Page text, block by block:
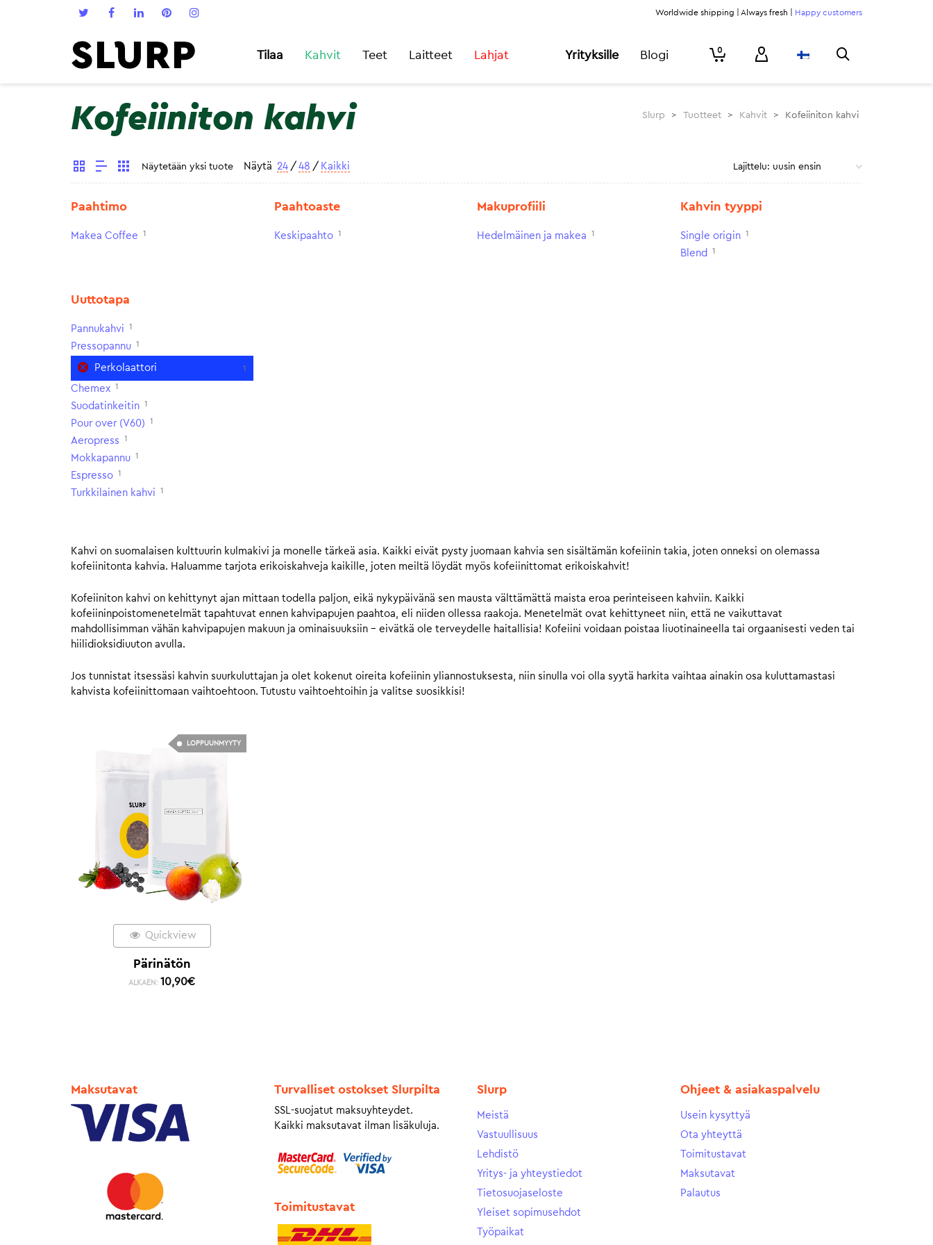
Worldwide shipping | Always fresh | Happy customers
Tilaa Kahvit Teet Laitteet Lahjat Yrityksille Blogi 0
Kofeiiniton kahvi Slurp > Tuotteet > Kahvit > Kofeiiniton kahvi
Näytetään yksi tuote Näytä 24 / 48 / Kaikki
Paahtimo
Makea Coffee 1
Paahtoaste
Keskipaahto 1
Makuprofiili
Hedelmäinen ja makea 1
Kahvin tyyppi
Single origin 1
Blend 1
Uuttotapa
Pannukahvi 1
Pressopannu 1
Perkolaattori 1
Chemex 1
Suodatinkeitin 1
Pour over (V60) 1
Aeropress 1
Mokkapannu 1
Espresso 1
Turkkilainen kahvi 1
Kahvi on suomalaisen kulttuurin kulmakivi ja monelle tärkeä asia. Kaikki eivät pysty juomaan kahvia sen sisältämän kofeiinin takia, joten onneksi on olemassa
kofeiinitonta kahvia. Haluamme tarjota erikoiskahveja kaikille, joten meiltä löydät myös kofeiinittomat erikoiskahvit!
Kofeiiniton kahvi on kehittynyt ajan mittaan todella paljon, eikä nykypäivänä sen mausta välttämättä maista eroa perinteiseen kahviin. Kaikki
kofeiininpoistomenetelmät tapahtuvat ennen kahvipapujen paahtoa, eli niiden ollessa raakoja. Menetelmät ovat kehittyneet niin, että ne vaikuttavat
mahdollisimman vähän kahvipapujen makuun ja ominaisuuksiin – eivätkä ole terveydelle haitallisia! Kofeiini voidaan poistaa liuotinaineella tai orgaanisesti veden tai
hiilidioksidiuuton avulla.
Jos tunnistat itsessäsi kahvin suurkuluttajan ja olet kokenut oireita kofeiinin yliannostuksesta, niin sinulla voi olla syytä harkita vaihtaa ainakin osa kuluttamastasi
kahvista kofeiinittomaan vaihtoehtoon. Tutustu vaihtoehtoihin ja valitse suosikkisi!
LOPPUUNMYYTY
Quickview
Pärinätön
ALKAEN: 10,90€
Maksutavat Turvalliset ostokset Slurpilta
SSL-suojatut maksuyhteydet.
Kaikki maksutavat ilman lisäkuluja.
Toimitustavat
Slurp
Meistä
Vastuullisuus
Lehdistö
Yritys- ja yhteystiedot
Tietosuojaseloste
Yleiset sopimusehdot
Työpaikat
Ohjeet & asiakaspalvelu
Usein kysyttyä
Ota yhteyttä
Toimitustavat
Maksutavat
Palautus